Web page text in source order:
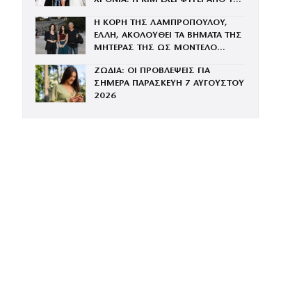
Η ΚΟΡΗ ΤΗΣ ΛΑΜΠΡΟΠΟΥΛΟΥ,
ΕΛΛΗ, ΑΚΟΛΟΥΘΕΙ ΤΑ ΒΗΜΑΤΑ ΤΗΣ
ΜΗΤΕΡΑΣ ΤΗΣ ΩΣ ΜΟΝΤΕΛΟ
ΖΩΔΙΑ: ΟΙ ΠΡΟΒΛΕΨΕΙΣ ΓΙΑ
ΣΗΜΕΡΑ ΠΑΡΑΣΚΕΥΗ 7 ΑΥΓΟΥΣΤΟΥ
2026